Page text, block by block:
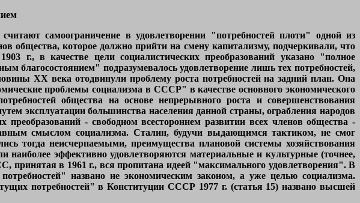
самоограничение в удовлетворении "потребностей плоти" одной из
общества, которое должно прийти на смену капитализму, подчеркивали, что
г., в качестве цели социалистических преобразований указано "полное
благосостоянием" подразумевалось удовлетворение лишь тех потребностей,
ХХ века отодвинули проблему роста потребностей на задний план. Она
проблемы социализма в СССР" в качестве основного экономического
общества на основе непрерывного роста и совершенствования
эксплуатации большинства населения данной страны, ограбления народов
- свободном всестороннем развитии всех членов общества -
смыслом социализма. Сталин, будучи выдающимся тактиком, не смог
тогда неисчерпаемыми, преимущества плановой системы хозяйствования
эффективно удовлетворяются материальные и культурные (точнее,
в 1961 г., вся пропитана идеей "максимального удовлетворения". В
названо не экономическим законом, а уже целью социализма.
потребностей" в Конституции СССР 1977 г. (статья 15) названо высшей